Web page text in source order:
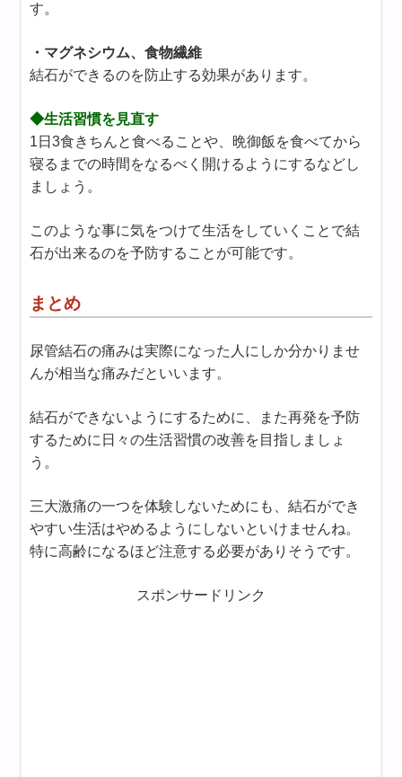
す。
・マグネシウム、食物繊維
結石ができるのを防止する効果があります。
◆生活習慣を見直す
1日3食きちんと食べることや、晩御飯を食べてから
寝るまでの時間をなるべく開けるようにするなどし
ましょう。
このような事に気をつけて生活をしていくことで結
石が出来るのを予防することが可能です。
まとめ
尿管結石の痛みは実際になった人にしか分かりませ
んが相当な痛みだといいます。
結石ができないようにするために、また再発を予防
するために日々の生活習慣の改善を目指しましょ
う。
三大激痛の一つを体験しないためにも、結石ができ
やすい生活はやめるようにしないといけませんね。
特に高齢になるほど注意する必要がありそうです。
スポンサードリンク